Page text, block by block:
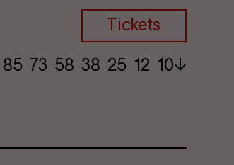
Tickets
85 73​ 58 38 25​ 12 10